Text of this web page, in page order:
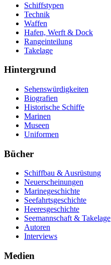
Schiffstypen
Technik
Waffen
Hafen, Werft & Dock
Rangeinteilung
Takelage
Hintergrund
Sehenswürdigkeiten
Biografien
Historische Schiffe
Marinen
Museen
Uniformen
Bücher
Schiffbau & Ausrüstung
Neuerscheinungen
Marinegeschichte
Seefahrtsgeschichte
Heeresgeschichte
Seemannschaft & Takelage
Autoren
Interviews
Medien